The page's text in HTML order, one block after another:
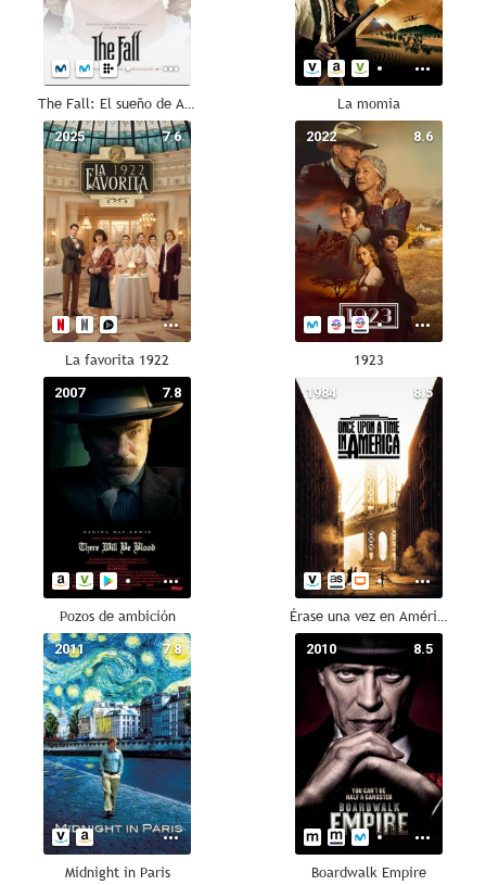
The Fall: El sueño de Alexandria La momia
7.6
2025
La favorita 1922
8.6
2022
1923
7.8
2007
Pozos de ambición
8.5
1984
Érase una vez en América
7.8
2011
Midnight in Paris
8.5
2010
Boardwalk Empire